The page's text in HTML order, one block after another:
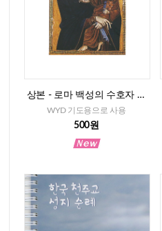
상본 - 로마 백성의 수호자 성
모님, 2매
WYD 기도용으로 사용
500원